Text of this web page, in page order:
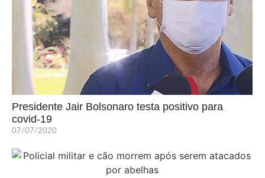
Presidente Jair Bolsonaro testa positivo para
covid-19
07/07/2020